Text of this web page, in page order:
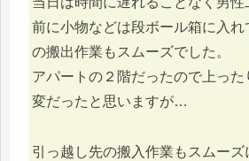
前に小物などは段ボール箱に入れ
の搬出作業もスムーズでした。
アパートの２階だったので上っ
変だったと思いますが…
引っ越し先の搬入作業もスムー